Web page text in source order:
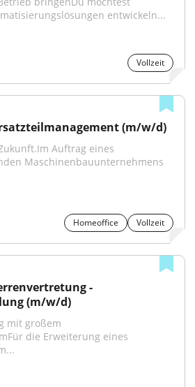
entwickeln...
Vollzeit
(m/w/d)
Auftrag eines
Maschinenbauunternehmens
Homeoffice Vollzeit
-
(m/w/d)
mit großem
die Erweiterung eines